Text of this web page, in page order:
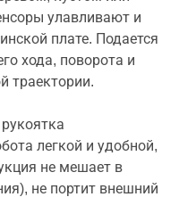
улавливают и
плате. Подается
хода, поворота и
траектории.
легкой и удобной,
не мешает в
не портит внешний